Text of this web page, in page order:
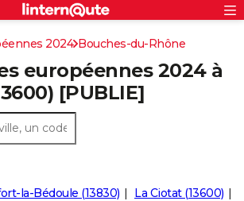
ville
Rechercher
S'inscrire
Connexion
2024 Bouches-du-Rhône
européennes 2024 à
[PUBLIE]
la-Bédoule (13830)
La Ciotat (13600)